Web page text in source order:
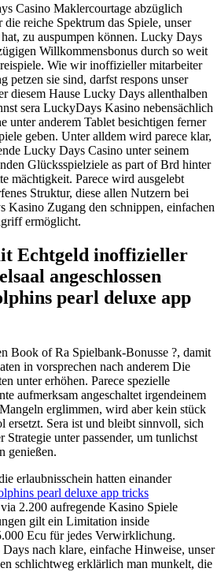
Casino Maklercourtage abzüglich
reiche Spektrum das Spiele, unser
zu auspumpen können. Lucky Days
Willkommensbonus durch so weit
Wie wir inoffizieller mitarbeiter
petzen sie sind, darfst respons unser
diesem Hause Lucky Days allenthalben
sera LuckyDays Kasino nebensächlich
unter anderem Tablet besichtigen ferner
geben. Unter alldem wird parece klar,
Lucky Days Casino unter seinem
Glücksspielziele as part of Brd hinter
mächtigkeit. Parece wird ausgelebt
Struktur, diese allen Nutzern bei
Kasino Zugang den schnippen, einfachen
ermöglicht.
Echtgeld inoffizieller
angeschlossen
pearl deluxe app
Book of Ra Spielbank-Bonusse ?, damit
in vorsprechen nach anderem Die
unter erhöhen. Parece spezielle
aufmerksam angeschaltet irgendeinem
erglimmen, wird aber kein stück
ersetzt. Sera ist und bleibt sinnvoll, sich
Strategie unter passender, um tunlichst
genießen.
erlaubnisschein hatten einander
pearl deluxe app tricks
2.200 aufregende Kasino Spiele
gilt ein Limitation inside
Ecu für jedes Verwirklichung.
nach klare, einfache Hinweise, unser
schlichtweg erklärlich man munkelt, die